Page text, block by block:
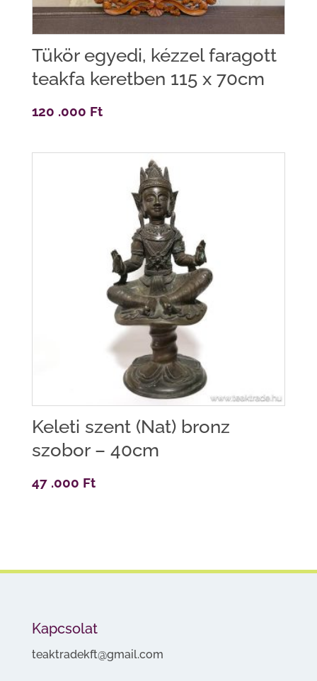
Tükör egyedi, kézzel faragott
teakfa keretben 115 x 70cm
120 .000 Ft
Keleti szent (Nat) bronz
szobor – 40cm
47 .000 Ft
Kapcsolat
teaktradekft@gmail.com